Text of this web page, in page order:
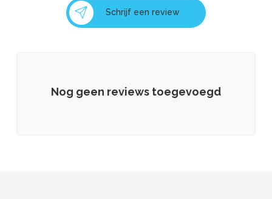
Schrijf een review
Nog geen reviews toegevoegd